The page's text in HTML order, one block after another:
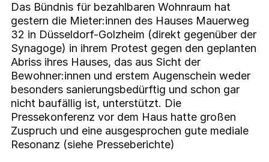
Das Bündnis für bezahlbaren Wohnraum hat
gestern die Mieter:innen des Hauses Mauerweg
32 in Düsseldorf-Golzheim (direkt gegenüber der
Synagoge) in ihrem Protest gegen den geplanten
Abriss ihres Hauses, das aus Sicht der
Bewohner:innen und erstem Augenschein weder
besonders sanierungsbedürftig und schon gar
nicht baufällig ist, unterstützt. Die
Pressekonferenz vor dem Haus hatte großen
Zuspruch und eine ausgesprochen gute mediale
Resonanz (siehe Presseberichte)